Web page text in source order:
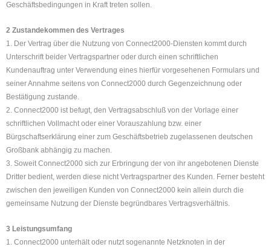
Geschäftsbedingungen in Kraft treten sollen.
2 Zustandekommen des Vertrages
1. Der Vertrag über die Nutzung von Connect2000-Diensten kommt durch
Unterschrift beider Vertragspartner oder durch einen schriftlichen
Kundenauftrag unter Verwendung eines hierfür vorgesehenen Formulars und
seiner Annahme seitens von Connect2000 durch Gegenzeichnung oder
Bestätigung zustande.
2. Connect2000 ist befugt, den Vertragsabschluß von der Vorlage einer
schriftlichen Vollmacht oder einer Vorauszahlung bzw. einer
Bürgschaftserklärung einer zum Geschäftsbetrieb zugelassenen deutschen
Großbank abhängig zu machen.
3. Soweit Connect2000 sich zur Erbringung der von ihr angebotenen Dienste
Dritter bedient, werden diese nicht Vertragspartner des Kunden. Ferner besteht
zwischen den jeweiligen Kunden von Connect2000 kein allein durch die
gemeinsame Nutzung der Dienste begründbares Vertragsverhältnis.
3 Leistungsumfang
1. Connect2000 unterhält oder nutzt sogenannte Netzknoten in der